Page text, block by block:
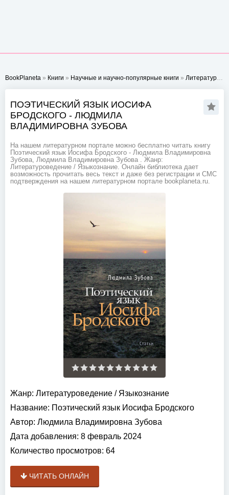
BookPlaneta » Книги » Научные и научно-популярные книги » Литературоведение
ПОЭТИЧЕСКИЙ ЯЗЫК ИОСИФА
БРОДСКОГО - ЛЮДМИЛА
ВЛАДИМИРОВНА ЗУБОВА
На нашем литературном портале можно бесплатно читать книгу
Поэтический язык Иосифа Бродского - Людмила Владимировна
Зубова, Людмила Владимировна Зубова . Жанр:
Литературоведение / Языкознание. Онлайн библиотека дает
возможность прочитать весь текст и даже без регистрации и СМС
подтверждения на нашем литературном портале bookplaneta.ru.
Жанр: Литературоведение / Языкознание
Название: Поэтический язык Иосифа Бродского
Автор: Людмила Владимировна Зубова
Дата добавления: 8 февраль 2024
Количество просмотров: 64
ЧИТАТЬ ОНЛАЙН